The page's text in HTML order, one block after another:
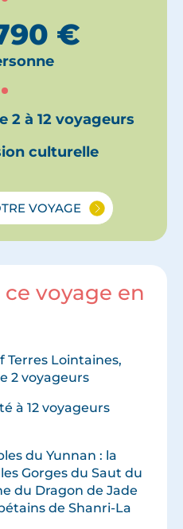
€
2 à 12 voyageurs
culturelle
VOYAGE
voyage en
Terres Lointaines,
2 voyageurs
à 12 voyageurs
du Yunnan : la
Gorges du Saut du
du Dragon de Jade
de Shanri-La